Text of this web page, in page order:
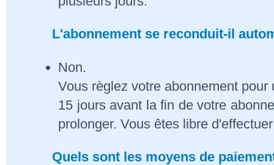
L'abonnement se reconduit-il
Non.
Vous règlez votre abonnement
15 jours avant la fin de votre
prolonger. Vous êtes libre
Quels sont les moyens de